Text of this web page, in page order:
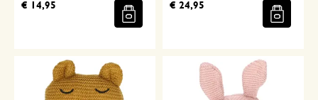
€ 14,95 € 24,95